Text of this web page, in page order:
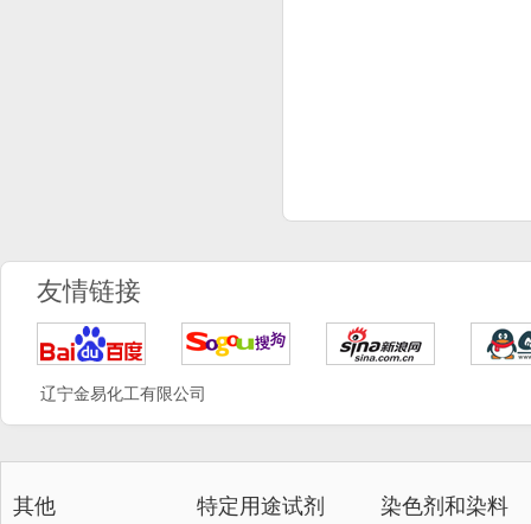
友情链接
辽宁金易化工有限公司
其他 特定用途试剂 染色剂和染料